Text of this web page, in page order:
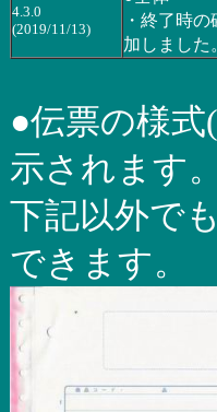
4.3.0
(2019/11/13)
・終了時
加しまし
●伝票の様
示されます
下記以外で
できます。